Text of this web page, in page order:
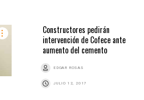
Constructores pedirán
intervención de Cofece ante
aumento del cemento
EDGAR ROSAS
JULIO 12, 2017